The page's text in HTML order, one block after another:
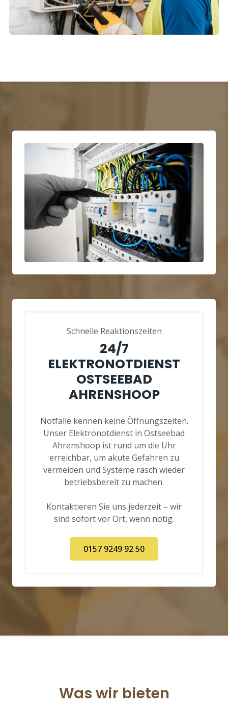
Schnelle Reaktionszeiten
24/7
ELEKTRONOTDIENST
OSTSEEBAD
AHRENSHOOP
Notfälle kennen keine Öffnungszeiten.
Unser Elektronotdienst in Ostseebad
Ahrenshoop ist rund um die Uhr
erreichbar, um akute Gefahren zu
vermeiden und Systeme rasch wieder
betriebsbereit zu machen.
Kontaktieren Sie uns jederzeit – wir
sind sofort vor Ort, wenn nötig.
0157 9249 92 50
Was wir bieten